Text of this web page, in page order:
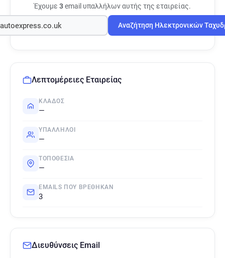
Έχουμε 3email υπαλλήλων αυτής της εταιρείας.
Αναζήτηση Ηλεκτρονικών
Λεπτομέρειες Εταιρείας
ΚΛΆΔΟΣ
—
ΥΠΆΛΛΗΛΟΙ
—
ΤΟΠΟΘΕΣΊΑ
—
EMAILS ΠΟΥ ΒΡΈΘΗΚΑΝ
3
Διευθύνσεις Email